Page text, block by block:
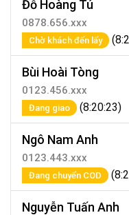
Đỗ Hoàng Tú
0878.656.xxx
Chờ khách đến lấy
Bùi Hoài Tòng
0123.456.xxx
Đang giao (8:20:23)
Ngô Nam Anh
0123.443.xxx
Đang chuyển COD
Nguyễn Tuấn Anh